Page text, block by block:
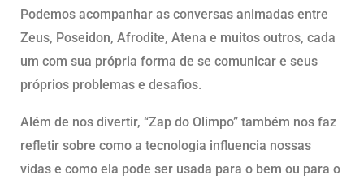
Podemos acompanhar as conversas animadas entre
Zeus, Poseidon, Afrodite, Atena e muitos outros, cada
um com sua própria forma de se comunicar e seus
próprios problemas e desafios.
Além de nos divertir, “Zap do Olimpo” também nos faz
refletir sobre como a tecnologia influencia nossas
vidas e como ela pode ser usada para o bem ou para o